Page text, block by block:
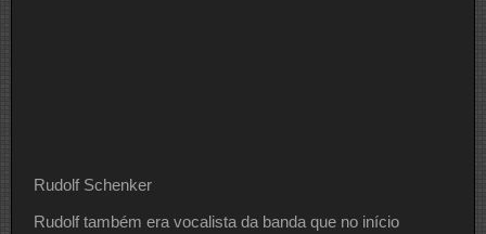
Rudolf Schenker
Rudolf também era vocalista da banda que no início